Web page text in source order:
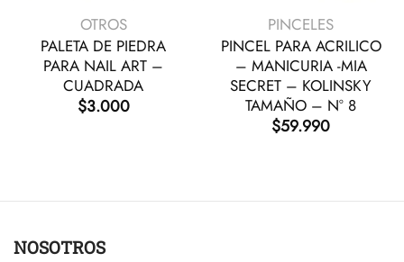
Este producto tiene múltiples variantes.
VISTA RÁPIDA
OTROS
PALETA DE PIEDRA
PARA NAIL ART –
CUADRADA
$3.000
VISTA RÁPIDA
PINCELES
PINCEL PARA ACRILICO
– MANICURIA -MIA
SECRET – KOLINSKY
TAMAÑO – N° 8
$59.990
se pueden elegir en la página de producto
múltiples variantes. Las opciones se pueden elegir
NOSOTROS